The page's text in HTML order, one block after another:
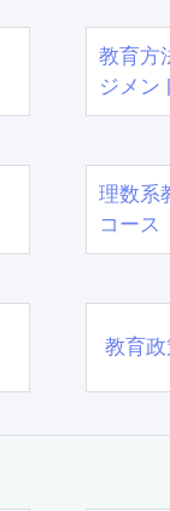
教育方
ジメン
理数系
コース
教育